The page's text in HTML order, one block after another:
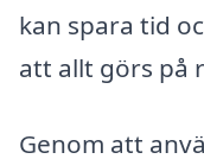
kan spara tid
att allt görs på
Genom att